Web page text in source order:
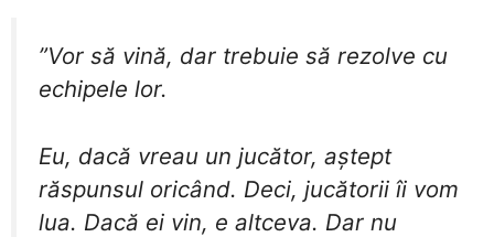
​”Vor să vină, dar trebuie să rezolve cu
echipele lor.
​Eu, dacă vreau un jucător, aștept
răspunsul oricând. Deci, jucătorii îi vom
lua. Dacă ei vin, e altceva. Dar nu